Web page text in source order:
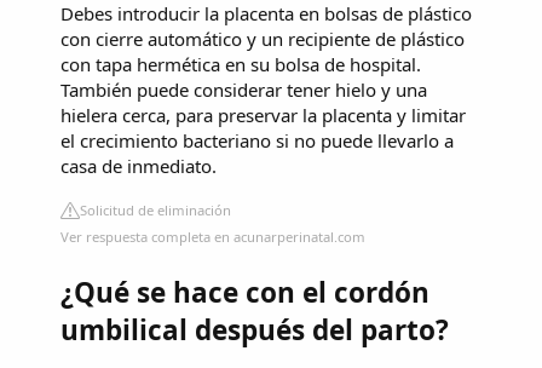
Debes introducir la placenta en bolsas de plástico
con cierre automático y un recipiente de plástico
con tapa hermética en su bolsa de hospital.
También puede considerar tener hielo y una
hielera cerca, para preservar la placenta y limitar
el crecimiento bacteriano si no puede llevarlo a
casa de inmediato.
Solicitud de eliminación
Ver respuesta completa en acunarperinatal.com
¿Qué se hace con el cordón
umbilical después del parto?